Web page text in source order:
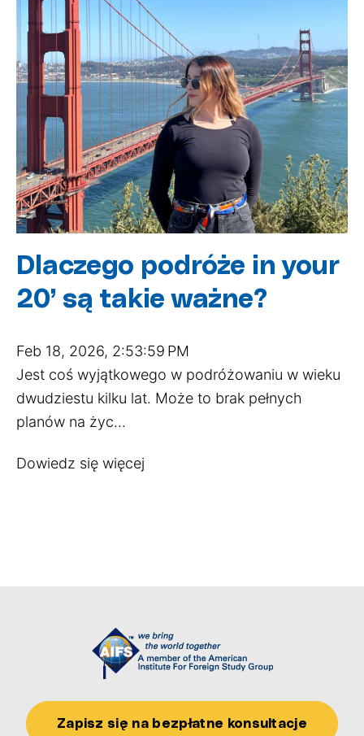
Dlaczego podróże in your
20’ są takie ważne?
Feb 18, 2026, 2:53:59 PM
Jest coś wyjątkowego w podróżowaniu w wieku
dwudziestu kilku lat. Może to brak pełnych
planów na życ...
Dowiedz się więcej
Zapisz się na bezpłatne konsultacje